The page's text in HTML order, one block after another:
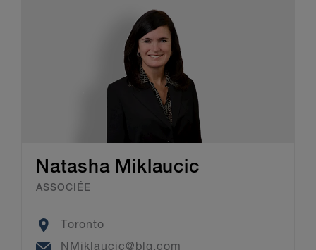
Natasha Miklaucic
ASSOCIÉE
Location
Toronto
Email
NMiklaucic@blg.com